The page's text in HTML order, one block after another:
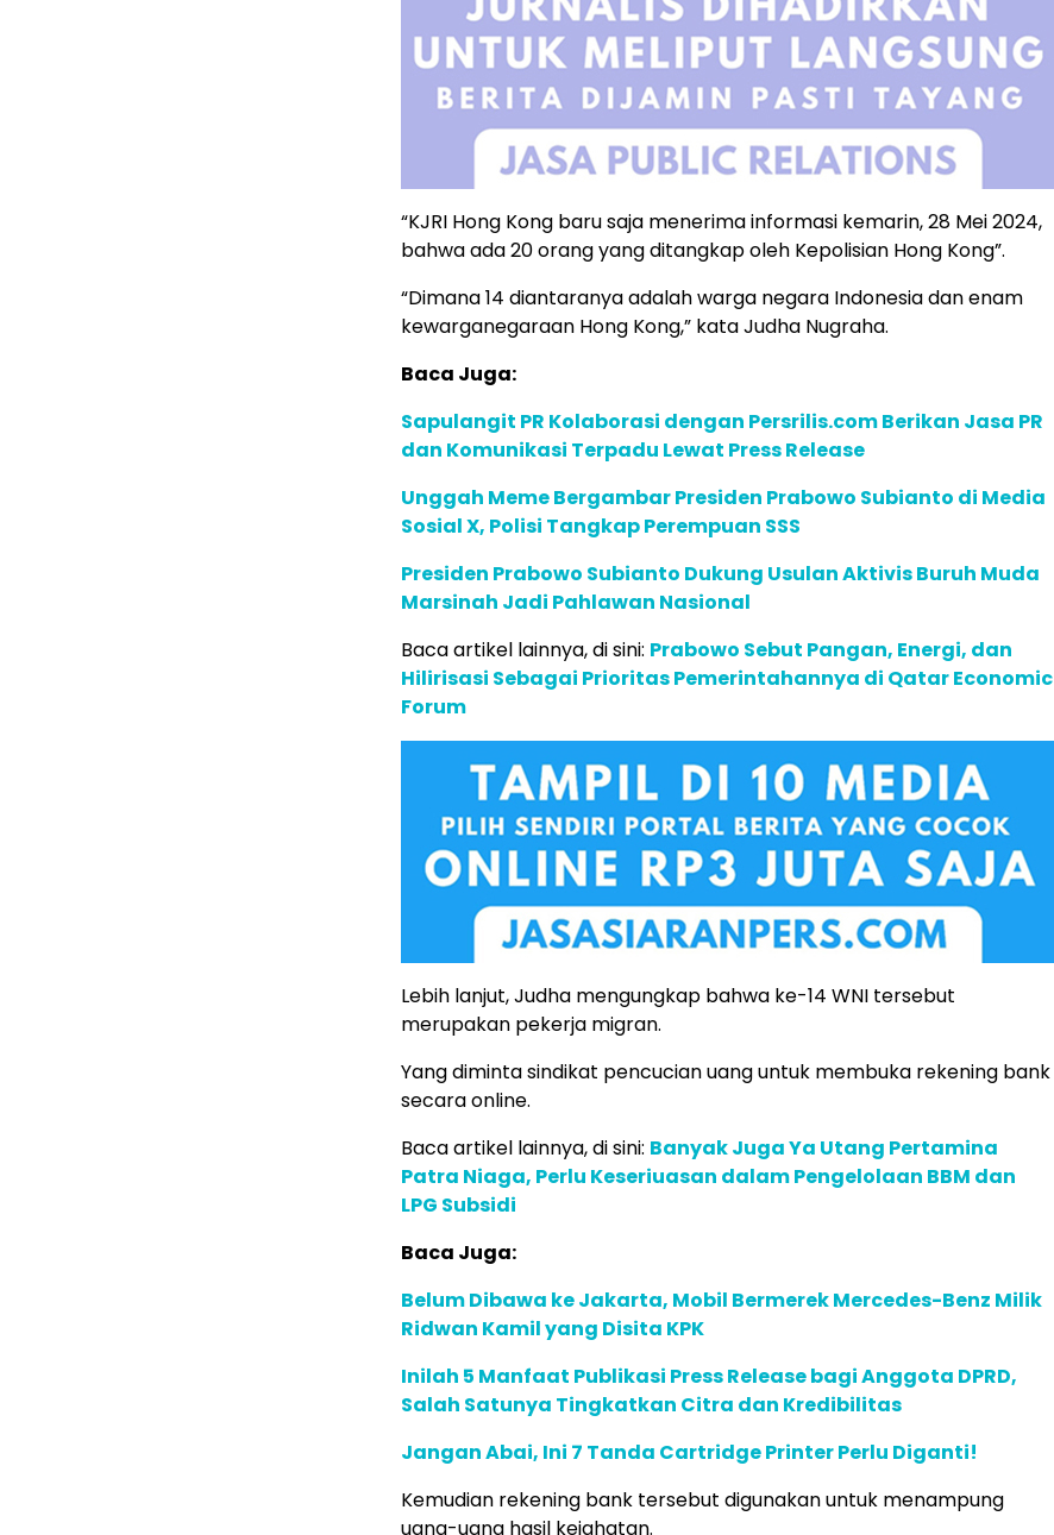
“KJRI Hong Kong baru saja menerima informasi kemarin, 28 Mei 2024,
bahwa ada 20 orang yang ditangkap oleh Kepolisian Hong Kong”.
“Dimana 14 diantaranya adalah warga negara Indonesia dan enam
kewarganegaraan Hong Kong,” kata Judha Nugraha.
Baca Juga:
Sapulangit PR Kolaborasi dengan Persrilis.com Berikan Jasa PR
dan Komunikasi Terpadu Lewat Press Release
Unggah Meme Bergambar Presiden Prabowo Subianto di Media
Sosial X, Polisi Tangkap Perempuan SSS
Presiden Prabowo Subianto Dukung Usulan Aktivis Buruh Muda
Marsinah Jadi Pahlawan Nasional
Baca artikel lainnya, di sini: Prabowo Sebut Pangan, Energi, dan
Hilirisasi Sebagai Prioritas Pemerintahannya di Qatar Economic
Forum
Lebih lanjut, Judha mengungkap bahwa ke-14 WNI tersebut
merupakan pekerja migran.
Yang diminta sindikat pencucian uang untuk membuka rekening bank
secara online.
Baca artikel lainnya, di sini: Banyak Juga Ya Utang Pertamina
Patra Niaga, Perlu Keseriuasan dalam Pengelolaan BBM dan
LPG Subsidi
Baca Juga:
Belum Dibawa ke Jakarta, Mobil Bermerek Mercedes-Benz Milik
Ridwan Kamil yang Disita KPK
Inilah 5 Manfaat Publikasi Press Release bagi Anggota DPRD,
Salah Satunya Tingkatkan Citra dan Kredibilitas
Jangan Abai, Ini 7 Tanda Cartridge Printer Perlu Diganti!
Kemudian rekening bank tersebut digunakan untuk menampung
uang-uang hasil kejahatan.